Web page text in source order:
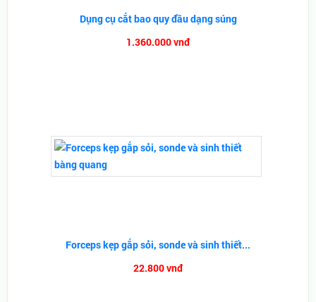
Dụng cụ cắt bao quy đầu dạng súng
1.360.000 vnđ
Forceps kẹp gắp sỏi, sonde và sinh thiết...
22.800 vnđ